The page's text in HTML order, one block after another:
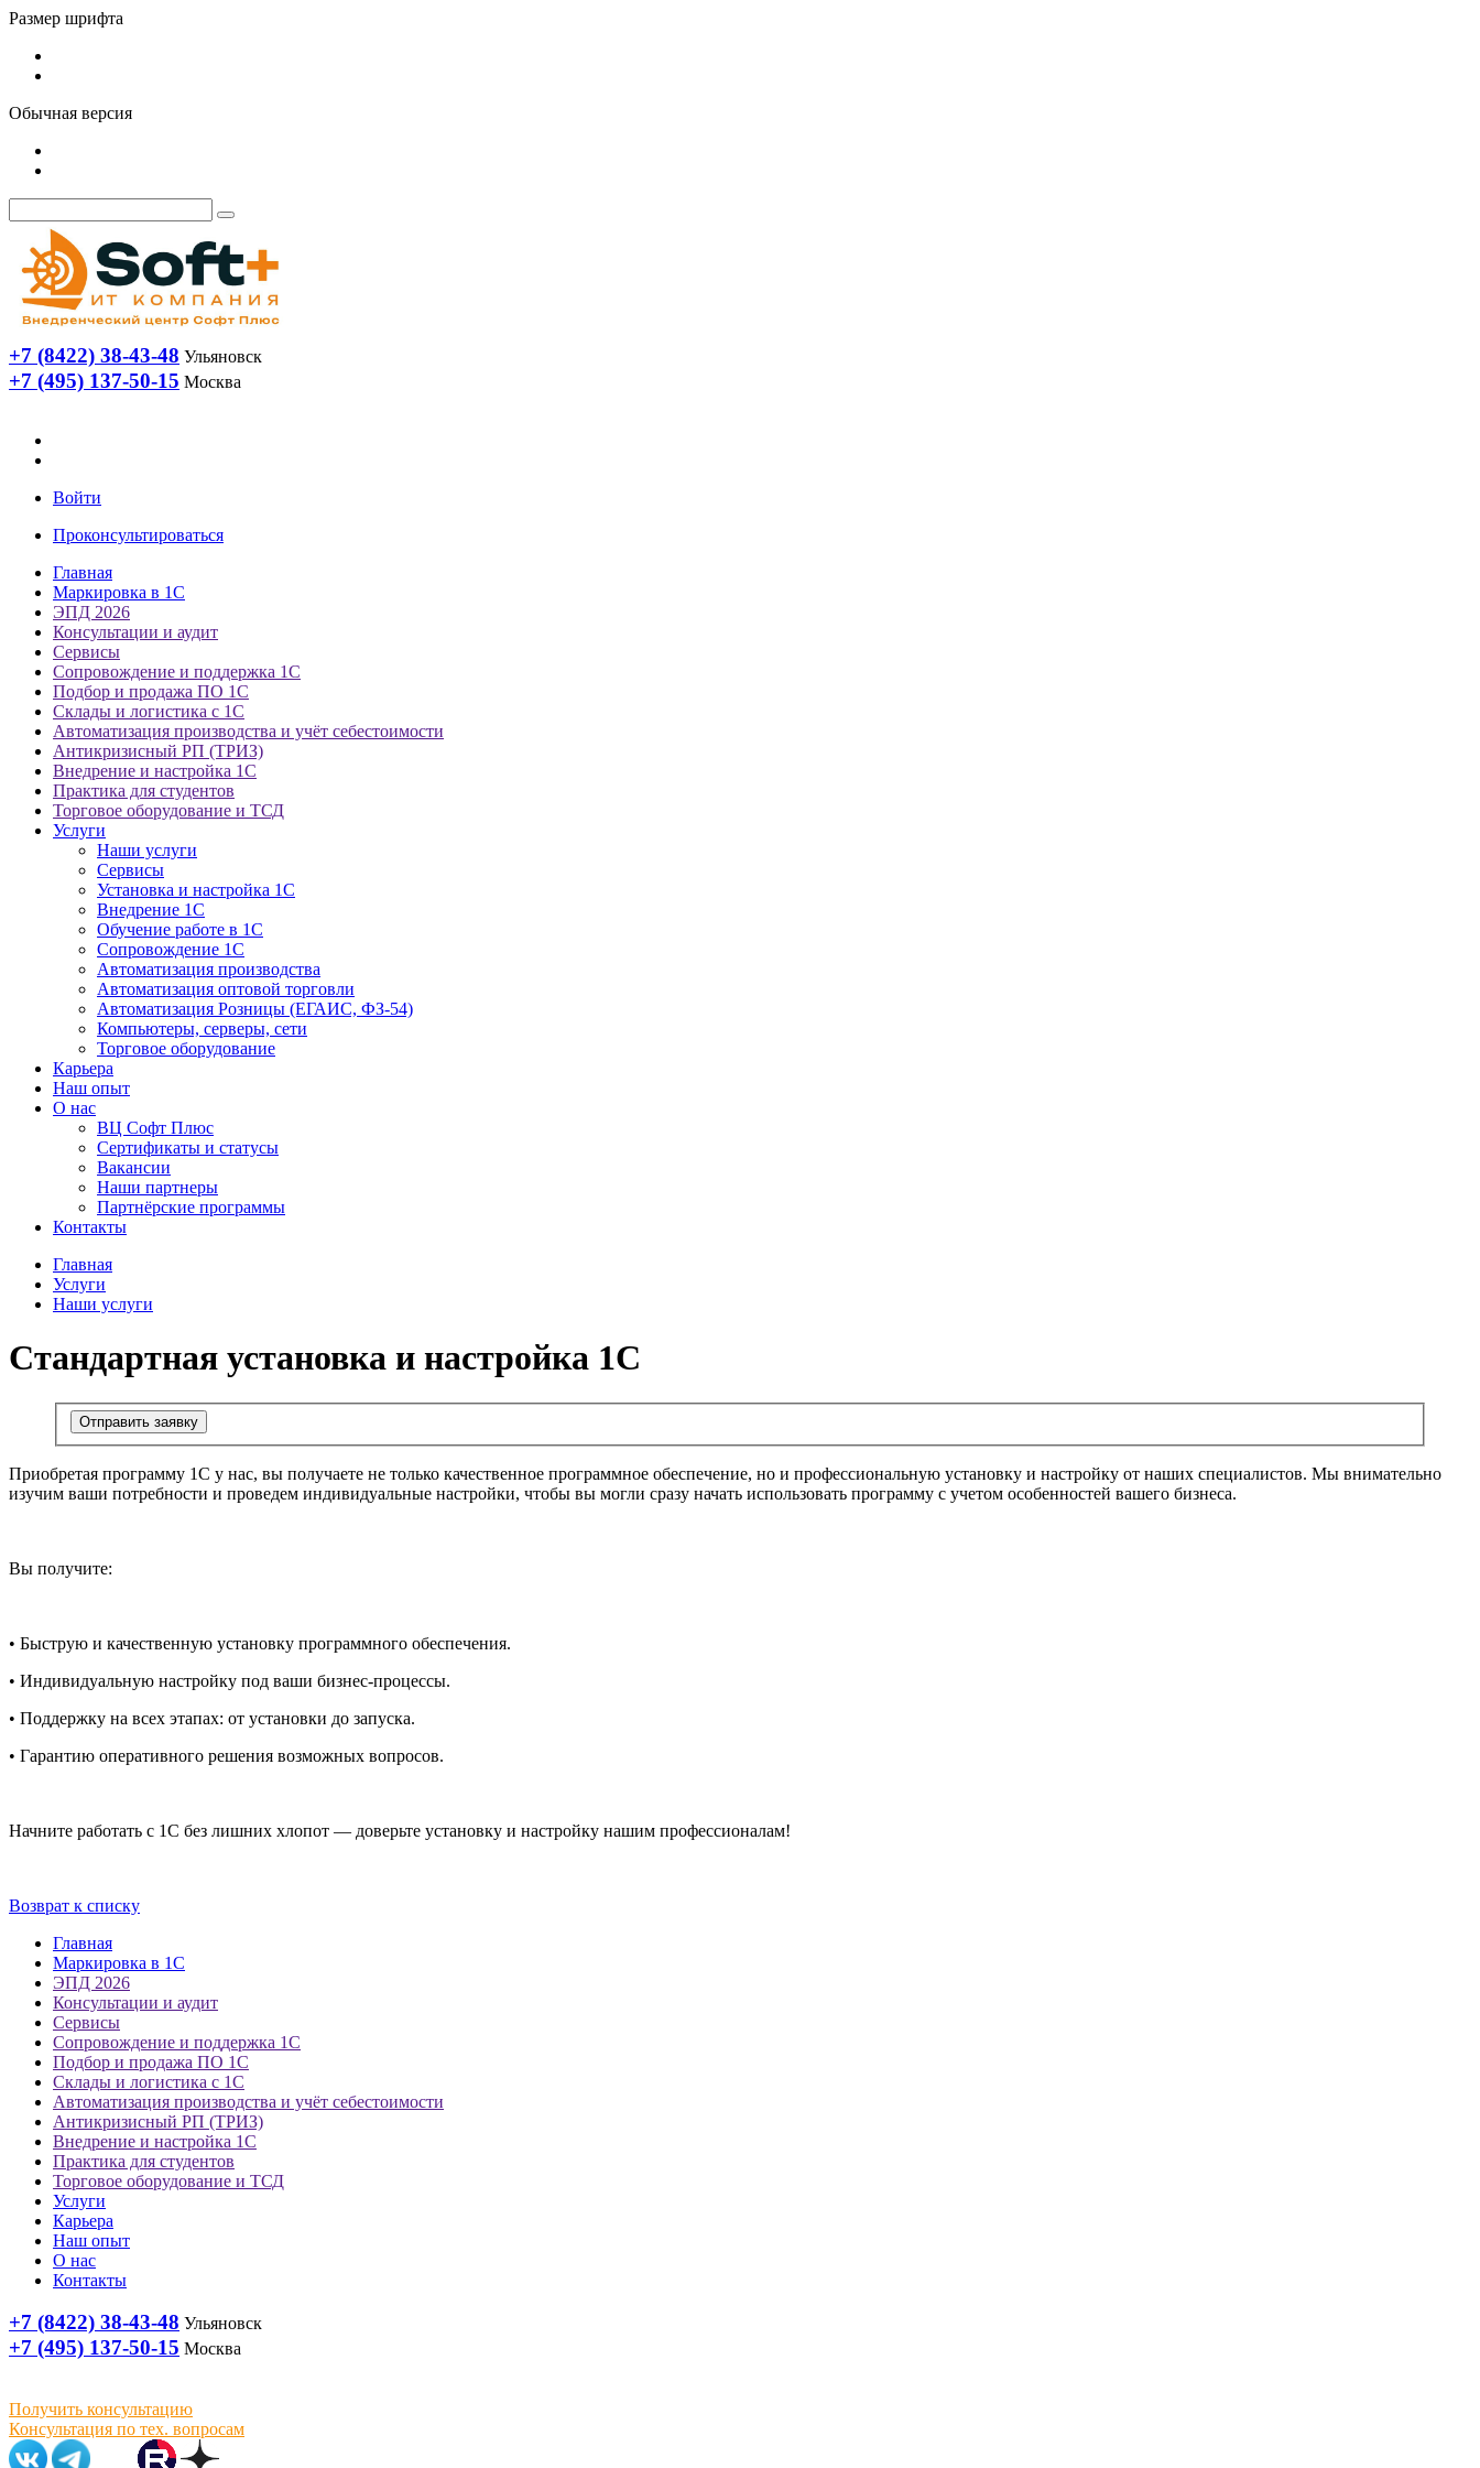
Размер шрифта
Обычная версия
+7 (8422) 38-43-48 Ульяновск
+7 (495) 137-50-15 Москва
Войти
Проконсультироваться
Главная
Маркировка в 1С
ЭПД 2026
Консультации и аудит
Сервисы
Сопровождение и поддержка 1С
Подбор и продажа ПО 1С
Склады и логистика с 1С
Автоматизация производства и учёт себестоимости
Антикризисный РП (ТРИЗ)
Внедрение и настройка 1С
Практика для студентов
Торговое оборудование и ТСД
Услуги
Наши услуги
Сервисы
Установка и настройка 1С
Внедрение 1С
Обучение работе в 1С
Сопровождение 1С
Автоматизация производства
Автоматизация оптовой торговли
Автоматизация Розницы (ЕГАИС, ФЗ-54)
Компьютеры, серверы, сети
Торговое оборудование
Карьера
Наш опыт
О нас
ВЦ Софт Плюс
Сертификаты и статусы
Вакансии
Наши партнеры
Партнёрские программы
Контакты
Главная
Услуги
Наши услуги
Стандартная установка и настройка 1С
Отправить заявку
Приобретая программу 1С у нас, вы получаете не только качественное программное обеспечение, но и профессиональную установку и настройку от наших специалистов. Мы внимательно
изучим ваши потребности и проведем индивидуальные настройки, чтобы вы могли сразу начать использовать программу с учетом особенностей вашего бизнеса.
Вы получите:
• Быструю и качественную установку программного обеспечения.
• Индивидуальную настройку под ваши бизнес-процессы.
• Поддержку на всех этапах: от установки до запуска.
• Гарантию оперативного решения возможных вопросов.
Начните работать с 1С без лишних хлопот — доверьте установку и настройку нашим профессионалам!
Возврат к списку
Главная
Маркировка в 1С
ЭПД 2026
Консультации и аудит
Сервисы
Сопровождение и поддержка 1С
Подбор и продажа ПО 1С
Склады и логистика с 1С
Автоматизация производства и учёт себестоимости
Антикризисный РП (ТРИЗ)
Внедрение и настройка 1С
Практика для студентов
Торговое оборудование и ТСД
Услуги
Карьера
Наш опыт
О нас
Контакты
+7 (8422) 38-43-48 Ульяновск
+7 (495) 137-50-15 Москва
Получить консультацию
Консультация по тех. вопросам